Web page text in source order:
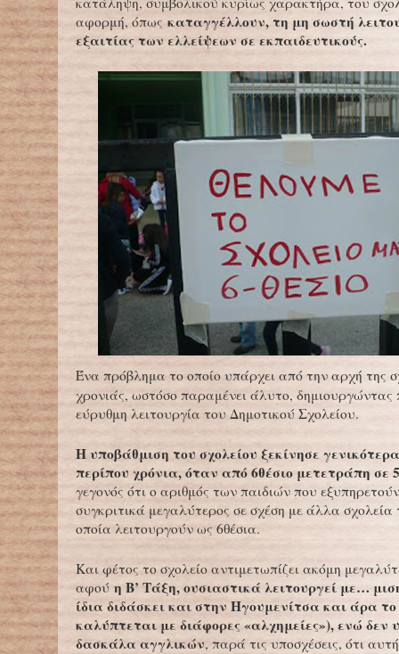
αφορμή, όπως καταγγέλλουν, τη μη σωστή
εξαιτίας των ελλείψεων σε εκπαιδευτικούς.
Ένα πρόβλημα το οποίο υπάρχει από την αρχή της
χρονιάς, ωστόσο παραμένει άλυτο,
εύρυθμη λειτουργία του Δημοτικού Σχολείου.
Η υποβάθμιση του σχολείου ξεκίνησε
περίπου χρόνια, όταν από 6θέσιο μετετράπη σε
γεγονός ότι ο αριθμός των παιδιών που
συγκριτικά μεγαλύτερος σε σχέση με άλλα
οποία λειτουργούν ως 6θέσια.
Και φέτος το σχολείο αντιμετωπίζει ακόμη
αφού η Β’ Τάξη, ουσιαστικά λειτουργεί με…
ίδια διδάσκει και στην Ηγουμενίτσα και άρα
καλύπτεται με διάφορες «αλχημείες»), ενώ δεν
δασκάλα αγγλικών, παρά τις υποσχέσεις, ότι